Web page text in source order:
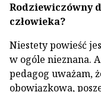
Rodziewiczówny
człowieka?
Niestety powieść
w ogóle nieznana.
pedagog uważam,
obowiązkowa,